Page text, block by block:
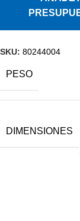
SKU: 80244004
PESO
DIMENSIONES